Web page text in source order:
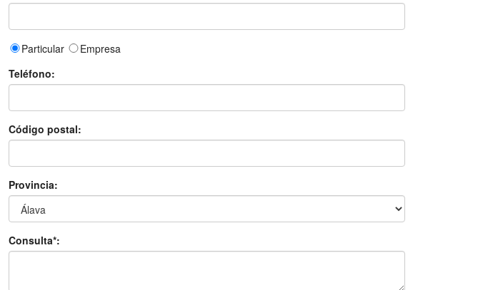
Particular
Empresa
Teléfono:
Código postal:
Provincia:
Consulta*: